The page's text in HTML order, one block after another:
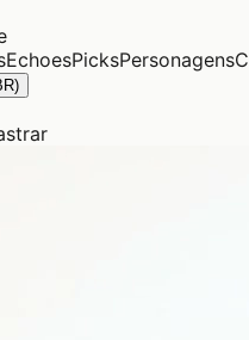
EchoesPicksPersonagens